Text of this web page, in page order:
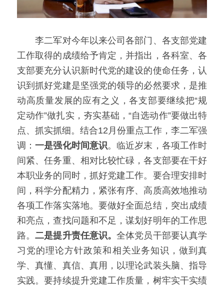
李二军对今年以来公司各部门、各支部党建
工作取得的成绩给予肯定，并指出，各科室、各
支部要充分认识新时代党的建设的使命任务，认
识到抓好党建是坚强党的领导的必然要求，是推
动高质量发展的应有之义，各支部要继续把“规
定动作”做扎实，夯实基础，“自选动作”要做出特
点、抓实抓细。结合12月份重点工作，李二军强
调：一是强化时间意识。临近岁末，各项工作时
间紧、任务重、相对比较忙碌，各支部要在干好
本职业务的同时，抓好党建工作。要合理安排时
间，科学分配精力，紧张有序、高质高效地推动
各项工作落实落地。要做好全面总结，突出成绩
和亮点，查找问题和不足，谋划好明年的工作思
路。二是提升责任意识。全体党员干部要认真学
习党的理论方针政策和相关业务知识，做到真
学、真懂、真信、真用，以理论武装头脑、指导
实践。要持续提升党建工作质量，树牢实干实绩